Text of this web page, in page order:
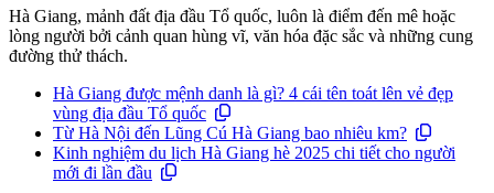
Hà Giang, mảnh đất địa đầu Tổ quốc, luôn là điểm đến mê hoặc
lòng người bởi cảnh quan hùng vĩ, văn hóa đặc sắc và những cung
đường thử thách.
Hà Giang được mệnh danh là gì? 4 cái tên toát lên vẻ đẹp
vùng địa đầu Tổ quốc
Từ Hà Nội đến Lũng Cú Hà Giang bao nhiêu km?
Kinh nghiệm du lịch Hà Giang hè 2025 chi tiết cho người
mới đi lần đầu